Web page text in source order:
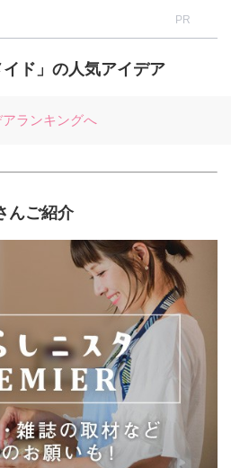
PR
イド」の人気アイデア
アランキングへ
んご紹介